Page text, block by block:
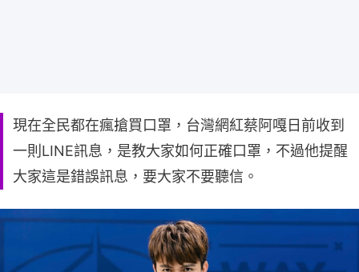
現在全民都在瘋搶買口罩，台灣網紅蔡阿嘎日前收到
一則LINE訊息，是教大家如何正確口罩，不過他提醒
大家這是錯誤訊息，要大家不要聽信。